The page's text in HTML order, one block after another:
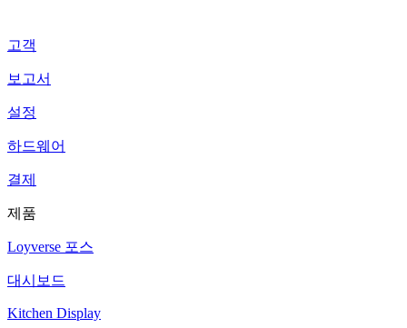
고객
보고서
설정
하드웨어
결제
제품
Loyverse 포스
대시보드
Kitchen Display